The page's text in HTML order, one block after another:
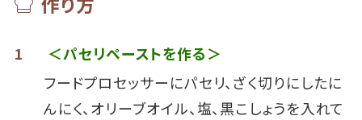
1
＜パセリペーストを作る＞
フードプロセッサーにパセリ、ざく切りにしたに
んにく、オリーブオイル、塩、黒こしょうを入れて